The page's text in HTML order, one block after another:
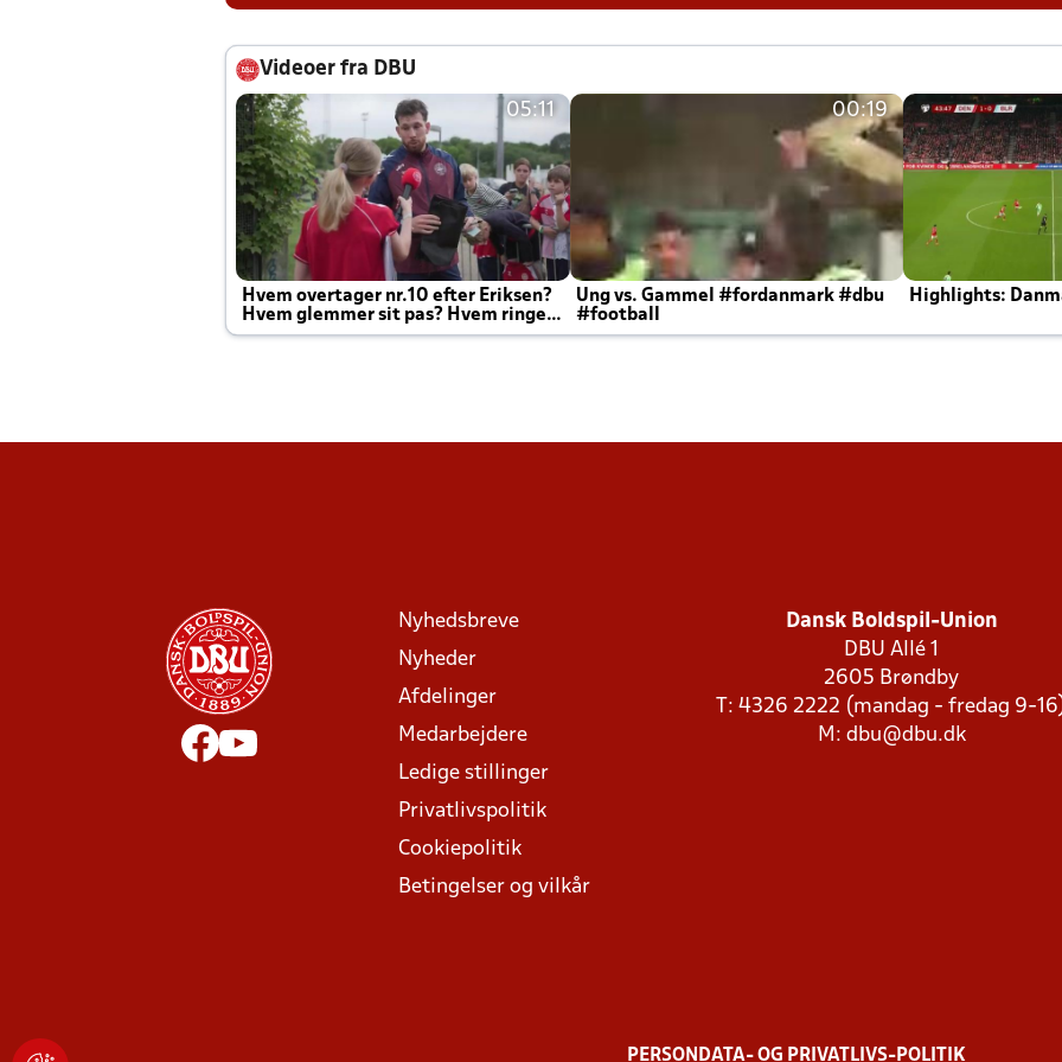
Videoer fra DBU
05:11
Hvem overtager nr.10 efter Eriksen?
Hvem glemmer sit pas? Hvem ringer
Joachim altid til efter kampe?
00:19
Ung vs. Gammel #fordanmark #dbu
#football
Highlights:
Nyhedsbreve
Nyheder
Afdelinger
Medarbejdere
Ledige stillinger
Privatlivspolitik
Cookiepolitik
Betingelser og vilkår
Dansk Boldspil-Union
DBU Allé 1
2605 Brøndby
T: 4326 2222 (mandag - fredag 9-
M: dbu@dbu.dk
PERSONDATA- OG PRIVATLIVS-POLITIK